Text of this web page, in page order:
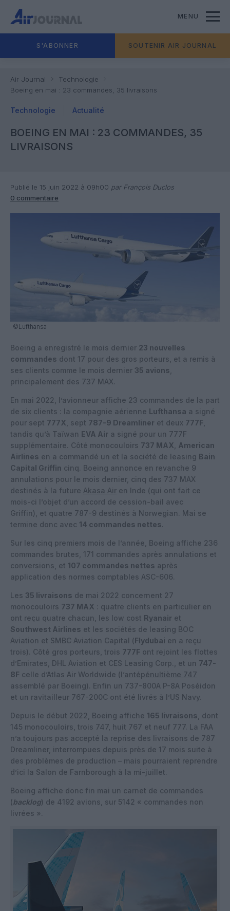
MENU
S'ABONNER SOUTENIR AIR JOURNAL
Air Journal
Technologie
Boeing en mai : 23 commandes, 35 livraisons
Technologie Actualité
BOEING EN MAI : 23 COMMANDES, 35
LIVRAISONS
Publié le 15 juin 2022 à 09h00 par François Duclos
0 commentaire
©Lufthansa
Boeing a enregistré le mois dernier 23 nouvelles
commandes dont 17 pour des gros porteurs, et a remis à
ses clients comme le mois dernier 35 avions
principalement des 737 MAX.
En mai 2022, l’avionneur affiche 23 commandes de la part
de six clients : la compagnie aérienne Lufthansa a signé
pour sept 777X , sept 787-9 Dreamliner et deux 777F
tandis qu’à Taïwan EVA Air a signé pour un 777F
supplémentaire. Côté monocouloirs 737 MAX
American
Airlines en a commandé un et la société de leasing Bain
Capital Griffin cinq. Boeing annonce en revanche 9
annulations pour le mois dernier, cinq des 737 MAX
destinés à la future Akasa Air en Inde (qui ont fait ce
mois-ci l’objet d’un accord de cession-bail avec
Griffin), et quatre 787-9 destinés à Norwegian. Mai se
termine donc avec 14 commandes nettes.
Sur les cinq premiers mois de l’année, Boeing affiche 236
commandes brutes, 171 commandes après annulations et
conversions, et 107 commandes nettes après
application des normes comptables ASC-606.
Les 35 livraisons de mai 2022 concernent 27
monocouloirs 737 MAX : quatre clients en particulier en
ont reçu quatre chacun, les low cost Ryanair et
Southwest Airlines et les sociétés de leasing BOC
Aviation et SMBC Aviation Capital (Flydubai en a reçu
trois). Côté gros porteurs, trois 777F ont rejoint les flottes
d’Emirates, DHL Aviation et CES Leasing Corp., et un 747-
8F celle d’Atlas Air Worldwide (l’antépénultième 747
assemblé par Boeing). Enfin un 737-800A P-8A Poséidon
et un ravitailleur 767-200C ont été livrés à l’US Navy.
Depuis le début 2022, Boeing affiche 165 livraisons , dont
145 monocouloirs, trois 747, huit 767 et neuf 777. La FAA
n’a toujours pas accepté la reprise des livraisons de 787
Dreamliner, interrompues depuis près de 17 mois suite à
des problèmes de production – mais pourraient reprendre
d’ici la Salon de Farnborough à la mi-juillet.
Boeing affiche donc fin mai un carnet de commandes
(backlog) de 4192 avions, sur 5142 « commandes non
livrées ».